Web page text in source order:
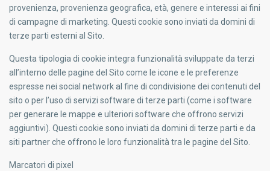
provenienza, provenienza geografica, età, genere e interessi ai fini
di campagne di marketing. Questi cookie sono inviati da domini di
terze parti esterni al Sito.
Questa tipologia di cookie integra funzionalità sviluppate da terzi
all’interno delle pagine del Sito come le icone e le preferenze
espresse nei social network al fine di condivisione dei contenuti del
sito o per l’uso di servizi software di terze parti (come i software
per generare le mappe e ulteriori software che offrono servizi
aggiuntivi). Questi cookie sono inviati dadomini di terze parti e da
siti partnerche offrono le loro funzionalità tra le pagine del Sito.
Marcatori di pixel